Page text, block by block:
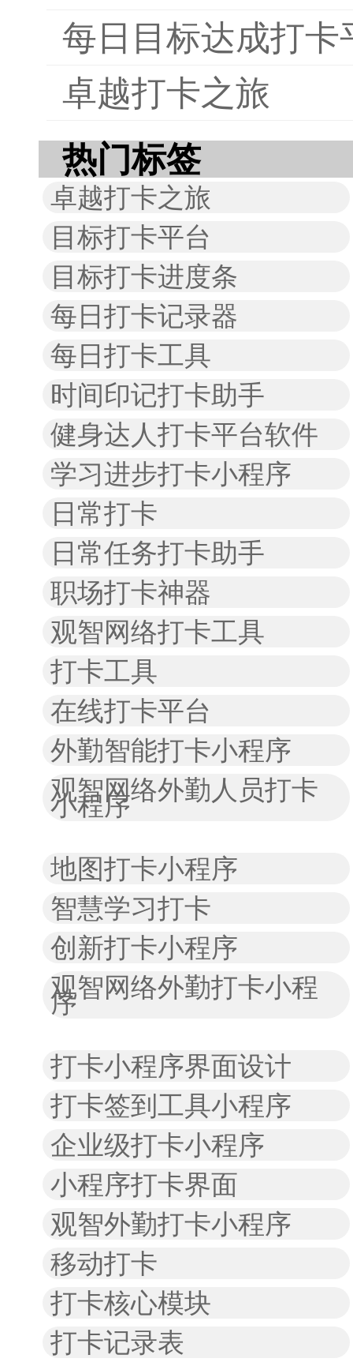
每日目标达成打卡
卓越打卡之旅
热门标签
卓越打卡之旅
目标打卡平台
目标打卡进度条
每日打卡记录器
每日打卡工具
时间印记打卡助手
健身达人打卡平台软件
学习进步打卡小程序
日常打卡
日常任务打卡助手
职场打卡神器
观智网络打卡工具
打卡工具
在线打卡平台
外勤智能打卡小程序
观智网络外勤人员打卡
小程序
地图打卡小程序
智慧学习打卡
创新打卡小程序
观智网络外勤打卡小程
序
打卡小程序界面设计
打卡签到工具小程序
企业级打卡小程序
小程序打卡界面
观智外勤打卡小程序
移动打卡
打卡核心模块
打卡记录表